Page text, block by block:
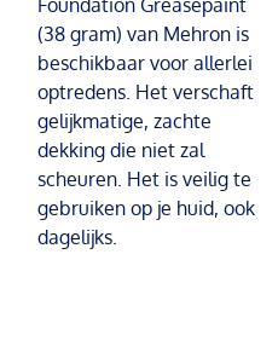
Foundation Greasepaint
(38 gram) van Mehron is
beschikbaar voor allerlei
optredens. Het verschaft
gelijkmatige, zachte
dekking die niet zal
scheuren. Het is veilig te
gebruiken op je huid, ook
dagelijks.